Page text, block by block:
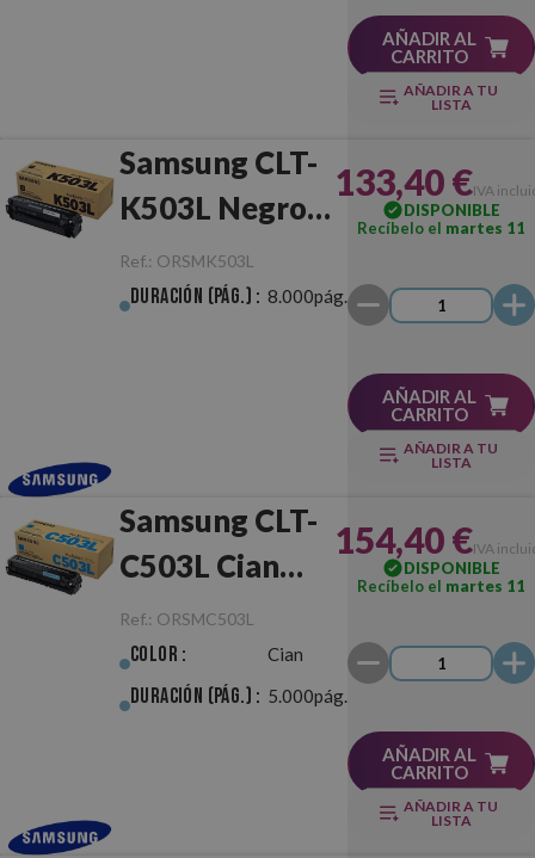
AÑADIR AL
CARRITO
AÑADIR A TU
LISTA
Samsung CLT-
K503L Negro
Original
Ref.: ORSMK503L
Duración (pág.) : 8.000pág.
133,40 €IVA
DISPONIBLE
Recíbelo el martes 11
AÑADIR AL
CARRITO
AÑADIR A TU
LISTA
Samsung CLT-
C503L Cian
Original
Ref.: ORSMC503L
Color : Cian
Duración (pág.) : 5.000pág.
154,40 €IVA
DISPONIBLE
Recíbelo el martes 11
AÑADIR AL
CARRITO
AÑADIR A TU
LISTA